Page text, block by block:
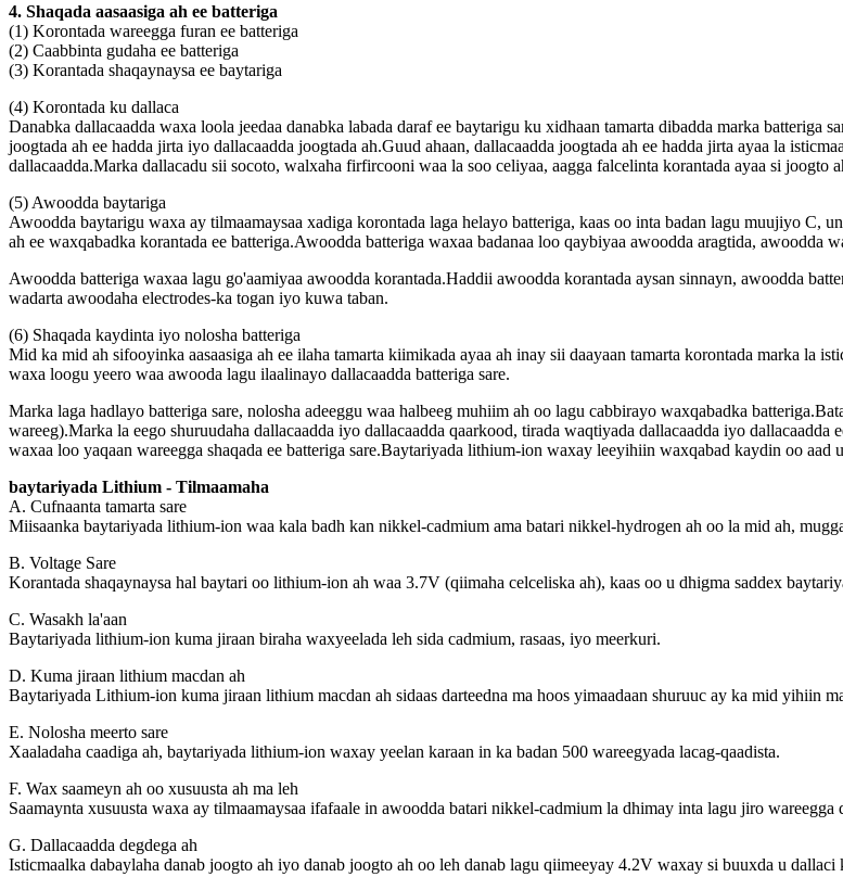
4. Shaqada aasaasiga ah ee batteriga
(1) Korontada wareegga furan ee batteriga
(2) Caabbinta gudaha ee batteriga
(3) Korantada shaqaynaysa ee baytariga
(4) Korontada ku dallaca
Danabka dallacaadda waxa loola jeedaa danabka labada daraf ee baytarigu ku xidhaan tamarta dibadda marka batteriga
joogtada ah ee hadda jirta iyo dallacaadda joogtada ah.Guud ahaan, dallacaadda joogtada ah ee hadda jirta ayaa la
dallacaadda.Marka dallacadu sii socoto, walxaha firfircooni waa la soo celiyaa, aagga falcelinta korantada ayaa si
(5) Awoodda baytariga
Awoodda baytarigu waxa ay tilmaamaysaa xadiga korontada laga helayo batteriga, kaas oo inta badan lagu muujiyo
ah ee waxqabadka korantada ee batteriga.Awoodda batteriga waxaa badanaa loo qaybiyaa awoodda aragtida, awoodda
Awoodda batteriga waxaa lagu go'aamiyaa awoodda korantada.Haddii awoodda korantada aysan sinnayn, awoodda
wadarta awoodaha electrodes-ka togan iyo kuwa taban.
(6) Shaqada kaydinta iyo nolosha batteriga
Mid ka mid ah sifooyinka aasaasiga ah ee ilaha tamarta kiimikada ayaa ah inay sii daayaan tamarta korontada marka la
waxa loogu yeero waa awooda lagu ilaalinayo dallacaadda batteriga sare.
Marka laga hadlayo batteriga sare, nolosha adeeggu waa halbeeg muhiim ah oo lagu cabbirayo waxqabadka
wareeg).Marka la eego shuruudaha dallacaadda iyo dallacaadda qaarkood, tirada waqtiyada dallacaadda iyo
waxaa loo yaqaan wareegga shaqada ee batteriga sare.Baytariyada lithium-ion waxay leeyihiin waxqabad kaydin oo aad
baytariyada Lithium - Tilmaamaha
A. Cufnaanta tamarta sare
Miisaanka baytariyada lithium-ion waa kala badh kan nikkel-cadmium ama batari nikkel-hydrogen ah oo la mid ah,
B. Voltage Sare
Korantada shaqaynaysa hal baytari oo lithium-ion ah waa 3.7V (qiimaha celceliska ah), kaas oo u dhigma saddex
C. Wasakh la'aan
Baytariyada lithium-ion kuma jiraan biraha waxyeelada leh sida cadmium, rasaas, iyo meerkuri.
D. Kuma jiraan lithium macdan ah
Baytariyada Lithium-ion kuma jiraan lithium macdan ah sidaas darteedna ma hoos yimaadaan shuruuc ay ka mid yihiin
E. Nolosha meerto sare
Xaaladaha caadiga ah, baytariyada lithium-ion waxay yeelan karaan in ka badan 500 wareegyada lacag-qaadista.
F. Wax saameyn ah oo xusuusta ah ma leh
Saamaynta xusuusta waxa ay tilmaamaysaa ifafaale in awoodda batari nikkel-cadmium la dhimay inta lagu jiro
G. Dallacaadda degdega ah
Isticmaalka dabaylaha danab joogto ah iyo danab joogto ah oo leh danab lagu qiimeeyay 4.2V waxay si buuxda u